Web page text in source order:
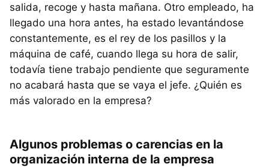
salida, recoge y hasta mañana. Otro empleado, ha
llegado una hora antes, ha estado levantándose
constantemente, es el rey de los pasillos y la
máquina de café, cuando llega su hora de salir,
todavía tiene trabajo pendiente que seguramente
no acabará hasta que se vaya el jefe. ¿Quién es
más valorado en la empresa?
Algunos problemas o carencias en la
organización interna de la empresa